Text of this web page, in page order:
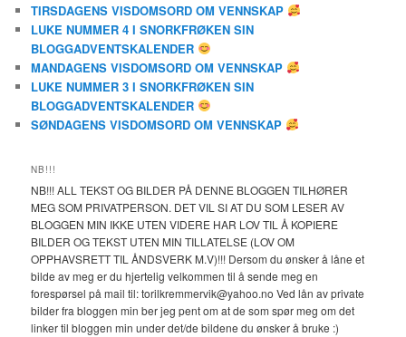
TIRSDAGENS VISDOMSORD OM VENNSKAP
LUKE NUMMER 4 I SNORKFRØKEN SIN
BLOGGADVENTSKALENDER
MANDAGENS VISDOMSORD OM VENNSKAP
LUKE NUMMER 3 I SNORKFRØKEN SIN
BLOGGADVENTSKALENDER
SØNDAGENS VISDOMSORD OM VENNSKAP
NB!!!
NB!!! ALL TEKST OG BILDER PÅ DENNE BLOGGEN TILHØRER
MEG SOM PRIVATPERSON. DET VIL SI AT DU SOM LESER AV
BLOGGEN MIN IKKE UTEN VIDERE HAR LOV TIL Å KOPIERE
BILDER OG TEKST UTEN MIN TILLATELSE (LOV OM
OPPHAVSRETT TIL ÅNDSVERK M.V)!!! Dersom du ønsker å låne et
bilde av meg er du hjertelig velkommen til å sende meg en
forespørsel på mail til: torilkremmervik@yahoo.no Ved lån av private
bilder fra bloggen min ber jeg pent om at de som spør meg om det
linker til bloggen min under det/de bildene du ønsker å bruke :)